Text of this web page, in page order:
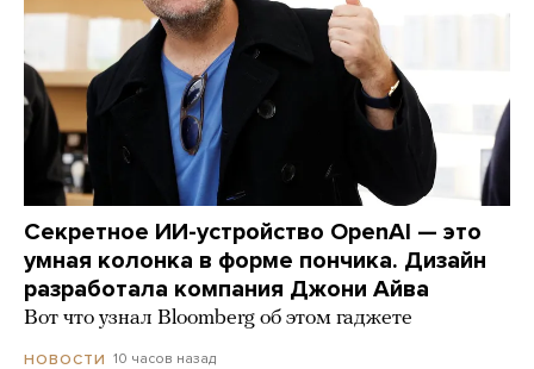
Секретное ИИ-устройство OpenAI — это
умная колонка в форме пончика. Дизайн
разработала компания Джони Айва
Вот что узнал Bloomberg об этом гаджете
НОВОСТИ 10 часов назад